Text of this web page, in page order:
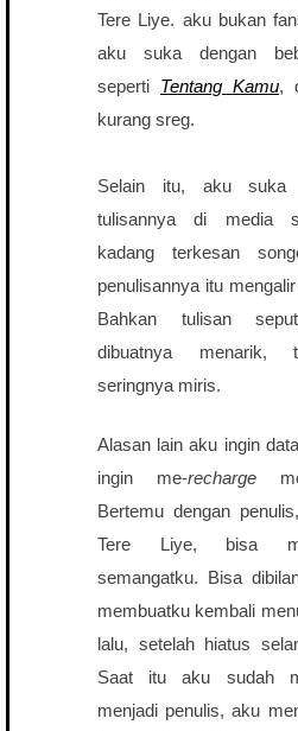
Tere Liye. aku bukan
aku suka dengan
seperti Tentang Kamu,
kurang sreg.
Selain itu, aku suka
tulisannya di media
kadang terkesan
penulisannya itu
Bahkan tulisan
dibuatnya menarik,
seringnya miris.
Alasan lain aku ingin
ingin me-recharge
Bertemu dengan
Tere Liye, bisa
semangatku. Bisa
membuatku kembali
lalu, setelah hiatus
Saat itu aku sudah
menjadi penulis, aku